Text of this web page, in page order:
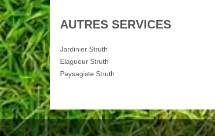
AUTRES SERVICES
Jardinier Struth
Elagueur Struth
Paysagiste Struth